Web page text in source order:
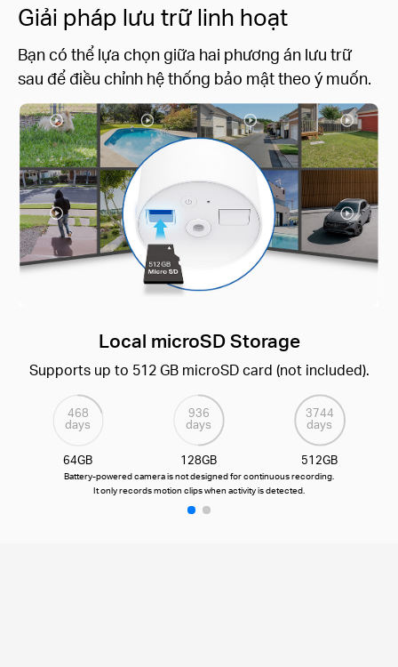
Giải pháp lưu trữ linh hoạt
Bạn có thể lựa chọn giữa hai phương án lưu trữ
sau để điều chỉnh hệ thống bảo mật theo ý muốn.
Tapo Care Cloud Service
Receive rich notifications with snapshots, encrypted
history with Tapo Care cloud service.
Get a 30-day Free Trial>>